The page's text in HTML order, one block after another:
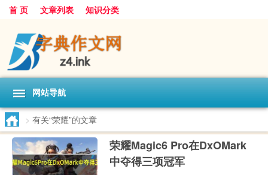
首 页 文章列表 知识分类
网站导航
> 有关“荣耀”的文章
荣耀Magic6 Pro在DxOMark
中夺得三项冠军